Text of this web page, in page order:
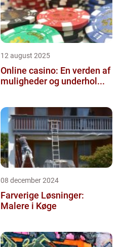
12 august 2025
Online casino: En verden af
muligheder og underhol...
08 december 2024
Farverige Løsninger:
Malere i Køge